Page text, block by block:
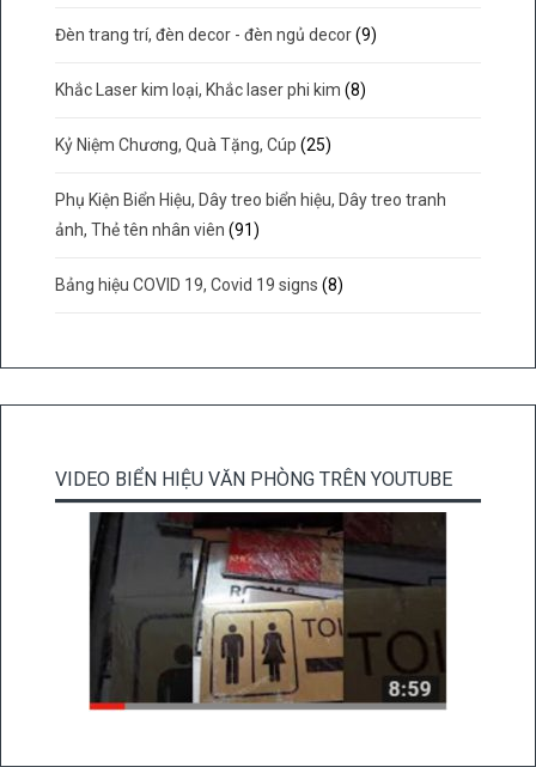
Đèn trang trí, đèn decor - đèn ngủ decor (9)
Khắc Laser kim loại, Khắc laser phi kim (8)
Kỷ Niệm Chương, Quà Tặng, Cúp (25)
Phụ Kiện Biển Hiệu, Dây treo biển hiệu, Dây treo tranh
ảnh, Thẻ tên nhân viên (91)
Bảng hiệu COVID 19, Covid 19 signs (8)
VIDEO BIỂN HIỆU VĂN PHÒNG TRÊN YOUTUBE